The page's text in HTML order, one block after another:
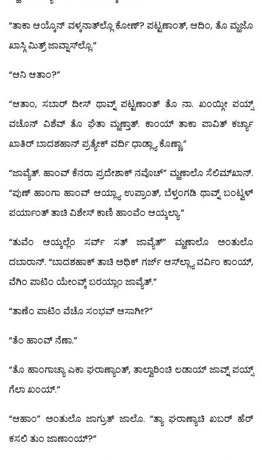
“ತಾಕಾ ಆಯ್ಕೊನ್ ವಳ್ಕನಾತ್‍ಲ್ಲೊ ಕೋಣ್? ಪಟ್ಟಣಾಂತ್, ಆದಿಂ, ತೊ ಮ್ಹಜೊ
ಖಾಸ್ಗಿ ಮಿತ್ರ್ ಜಾವ್ನಾಸ್‍ಲ್ಲೊ.”
“ಆನಿ ಆತಾಂ?”
“ಆತಾಂ, ಸಬಾರ್ ದೀಸ್ ಥಾವ್ನ್ ಪಟ್ಟಣಾಂತ್ ತೊ ನಾ. ಖಂಯ್ಗೀ ಪಯ್ಸ್
ವಚೊನ್ ವಿಶೆವ್ ತೊ ಘೆತಾ ಮ್ಹಣ್ತಾತ್. ಕಾಂಯ್ ತಾಕಾ ಪಾವಿತ್ ಕರ್ಚ್ಯಾ
ಖಾತಿರ್ ಬಾದಶಹಾನ್ ಪ್ರತ್ಯೇಕ್ ವರ್ದಿ ಧಾಡ್ಲ್ಯಾ ಕೊಣ್ಣಾ.”
“ಜಾವ್ಯೆತ್. ಹಾಂವ್ ಕೆನರಾ ಪ್ರದೇಶಾಕ್ ನವೊಚ್” ಮ್ಹಣಾಲೊ ಸೆಲಿಮ್‍ಖಾನ್.
“ಪುಣ್ ಹಾಂಗಾ ಹಾಂವ್ ಆಯ್ಲ್ಯಾ ಉಪ್ರಾಂತ್, ಬೆಳ್ತಂಗಡಿ ಥಾವ್ನ್ ಬಂಟ್ವಳ್
ಪರ್ಯಾಂತ್ ತಾಚಿ ವಿಶೇಸ್ ಕಾಣಿ ಹಾಂವೆಂ ಆಯ್ಕಲ್ಯಾ.”
“ತುವೆಂ ಆಯ್ಕಲ್ಲೆಂ ಸರ್ವ್ ಸತ್ ಜಾವ್ಯೆತ್” ಮ್ಹಣಾಲೊ ಅಂತುಲೊ
ದಬಾರಾನ್. “ಬಾದಶಹಾಕ್ ತಾಚಿ ಅಧಿಕ್ ಗರ್ಜ್ ಆಸ್‍ಲ್ಲ್ಯಾ ವರ್ವಿಂ ಕಾಂಯ್,
ವೆಗಿಂ ಪಾಟಿಂ ಯೇಂವ್ಕ್ ಬರಯ್ಲಾಂ ಜಾವ್ಯೆತ್.”
“ತಾಣೆಂ ಪಾಟಿಂ ವೆಚೊ ಸಂಭವ್ ಆಸಾಗೀ?”
“ತೆಂ ಹಾಂವ್ ನೆಣಾ.”
“ತೊ ಹಾಂಗಾಚ್ಯಾ ಎಕಾ ಘರಾಣ್ಯಾಂತ್, ತಾಲ್ವಾರಿಂಚಿ ಲಡಾಯ್ ಜಾವ್ನ್ ಪಯ್ಸ್
ಗೆಲಾ ಖಂಯ್.”
“ಆಹಾಂ” ಅಂತುಲೊ ಜಾಗ್ರುತ್ ಜಾಲೊ. “ತ್ಯಾ ಘರಾಣ್ಯಾಚಿ ಖಬರ್ ಹೆರ್
ಕಸಲಿ ತುಂ ಜಾಣಾಂಯ್?”